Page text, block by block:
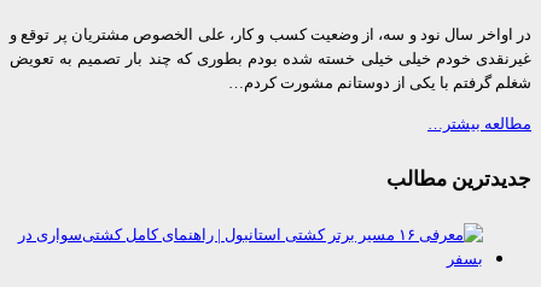
سال نود و سه، از وضعیت کسب و کار، علی الخصوص مشتریان پر توقع و
خودم خیلی خیلی خسته شده بودم بطوری که چند بار تصمیم به تعویض
گرفتم با یکی از دوستانم مشورت کردم…
بیشتر…
مطالب